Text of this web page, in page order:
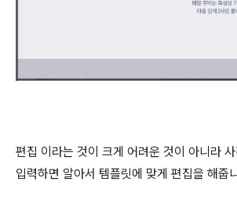
편집 이라는 것이 크게 어려운 것이 아니라
입력하면 알아서 템플릿에 맞게 편집을 해줍